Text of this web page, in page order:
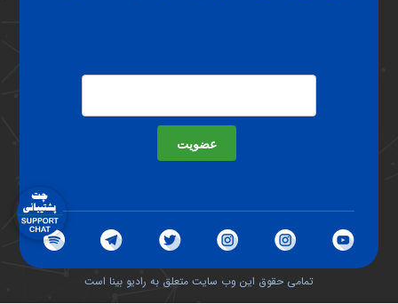
عضویت
تمامی حقوق این وب سایت متعلق به رادیو بینا است